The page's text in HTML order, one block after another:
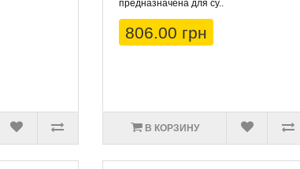
предназначена для су..
806.00 грн
В КОРЗИНУ